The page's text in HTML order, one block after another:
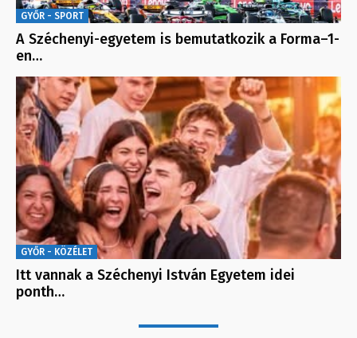
GYŐR - SPORT
A Széchenyi-egyetem is bemutatkozik a Forma–1-
en…
GYŐR - KÖZÉLET
Itt vannak a Széchenyi István Egyetem idei
ponth…